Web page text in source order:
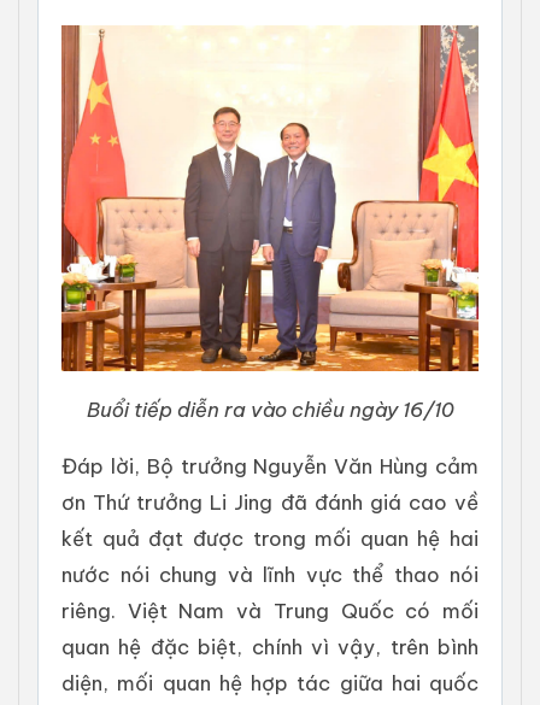
Buổi tiếp diễn ra vào chiều ngày 16/10
Đáp lời, Bộ trưởng Nguyễn Văn Hùng cảm
ơn Thứ trưởng Li Jing đã đánh giá cao về
kết quả đạt được trong mối quan hệ hai
nước nói chung và lĩnh vực thể thao nói
riêng. Việt Nam và Trung Quốc có mối
quan hệ đặc biệt, chính vì vậy, trên bình
diện, mối quan hệ hợp tác giữa hai quốc